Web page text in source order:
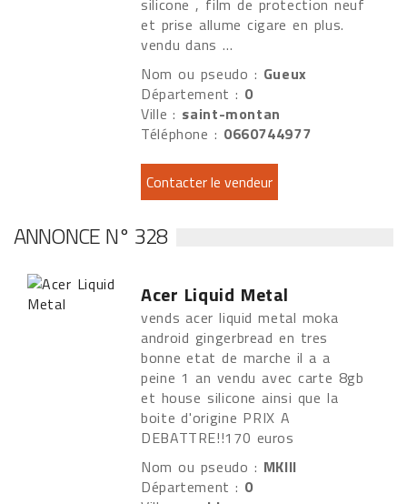
silicone , film de protection neuf
et prise allume cigare en plus.
vendu dans ...
Nom ou pseudo : Gueux
Département : 0
Ville : saint-montan
Téléphone : 0660744977
ANNONCE N° 328
Acer Liquid Metal
vends acer liquid metal moka
android gingerbread en tres
bonne etat de marche il a a
peine 1 an vendu avec carte 8gb
et house silicone ainsi que la
boite d'origine PRIX A
DEBATTRE!!170 euros
Nom ou pseudo : MKIII
Département : 0